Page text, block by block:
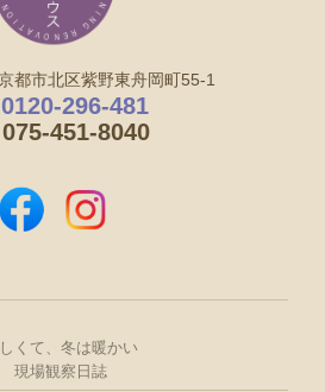
都市北区紫野東舟岡町55-1
0120-296-481
075-451-8040
くて、冬は暖かい
現場観察日誌